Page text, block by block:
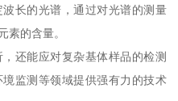
长的光谱，通过对光谱的测量
素的含量。
还能应对复杂基体样品的检测
监测等领域提供强有力的技术